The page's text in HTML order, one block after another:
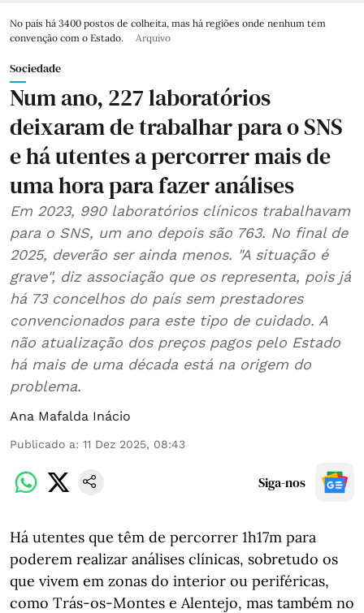
No país há 3400 postos de colheita, mas há regiões onde nenhum tem
convenção com o Estado.
Arquivo
Sociedade
Num ano, 227 laboratórios
deixaram de trabalhar para o SNS
e há utentes a percorrer mais de
uma hora para fazer análises
Em 2023, 990 laboratórios clínicos trabalhavam
para o SNS, um ano depois são 763. No final de
2025, deverão ser ainda menos. "A situação é
grave", diz associação que os representa, pois já
há 73 concelhos do país sem prestadores
convencionados para este tipo de cuidado. A
não atualização dos preços pagos pelo Estado
há mais de uma década está na origem do
problema.
Ana Mafalda Inácio
Publicado a: 11 Dez 2025, 08:43
Siga-nos
Há utentes que têm de percorrer 1h17m para
poderem realizar análises clínicas, sobretudo os
que vivem em zonas do interior ou periféricas,
como Trás-os-Montes e Alentejo, mas também no